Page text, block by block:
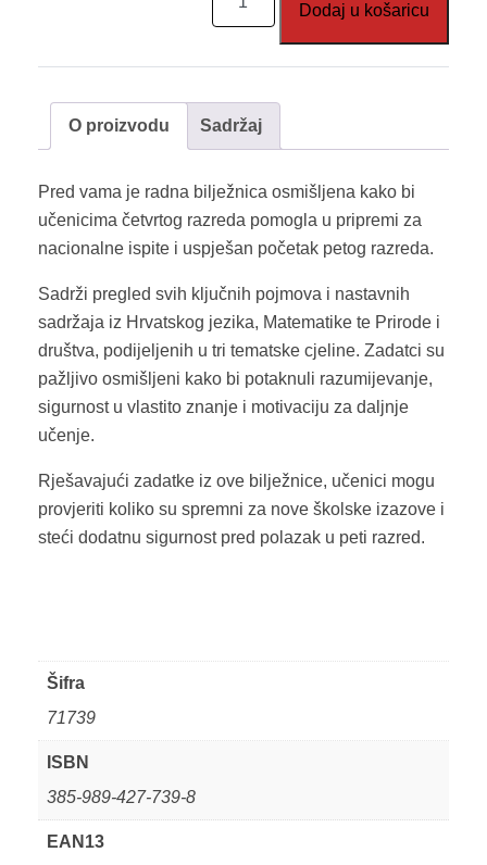
bilježnica
količina
Dodaj u košaricu
O proizvodu Sadržaj
Pred vama je radna bilježnica osmišljena kako bi
učenicima četvrtog razreda pomogla u pripremi za
nacionalne ispite i uspješan početak petog razreda.
Sadrži pregled svih ključnih pojmova i nastavnih
sadržaja iz Hrvatskog jezika, Matematike te Prirode i
društva, podijeljenih u tri tematske cjeline. Zadatci su
pažljivo osmišljeni kako bi potaknuli razumijevanje,
sigurnost u vlastito znanje i motivaciju za daljnje
učenje.
Rješavajući zadatke iz ove bilježnice, učenici mogu
provjeriti koliko su spremni za nove školske izazove i
steći dodatnu sigurnost pred polazak u peti razred.
Šifra
71739
ISBN
385-989-427-739-8
EAN13